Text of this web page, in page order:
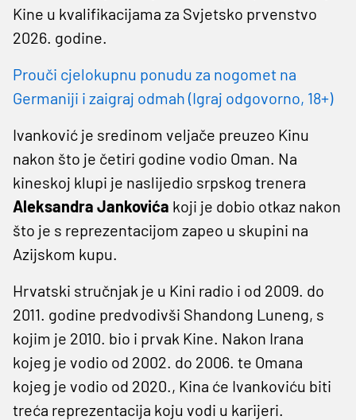
Kine u kvalifikacijama za Svjetsko prvenstvo
2026. godine.
Prouči cjelokupnu ponudu za nogomet na
Germaniji i zaigraj odmah (Igraj odgovorno, 18+)
Ivanković je sredinom veljače preuzeo Kinu
nakon što je četiri godine vodio Oman. Na
kineskoj klupi je naslijedio srpskog trenera
Aleksandra Jankovića koji je dobio otkaz nakon
što je s reprezentacijom zapeo u skupini na
Azijskom kupu.
Hrvatski stručnjak je u Kini radio i od 2009. do
2011. godine predvodivši Shandong Luneng, s
kojim je 2010. bio i prvak Kine. Nakon Irana
kojeg je vodio od 2002. do 2006. te Omana
kojeg je vodio od 2020., Kina će Ivankoviću biti
treća reprezentacija koju vodi u karijeri.